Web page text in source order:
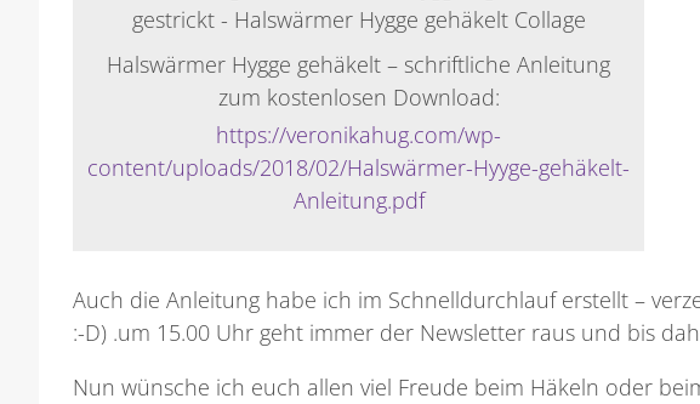
Halswärmer Hygge gehäkelt – schriftliche Anleitung
zum kostenlosen Download:
https://veronikahug.com/wp-
content/uploads/2018/02/Halswärmer-Hyyge-gehäkelt-
Anleitung.pdf
Auch die Anleitung habe ich im Schnelldurchlauf erstellt –
:-D) .um 15.00 Uhr geht immer der Newsletter raus und bis
Nun wünsche ich euch allen viel Freude beim Häkeln oder